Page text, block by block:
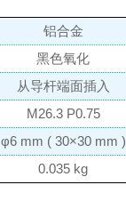
铝合金
黑色氧化
从导杆端面插入
M26.3 P0.75
φ6 mm ( 30×30 mm )
0.035 kg